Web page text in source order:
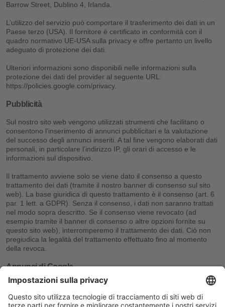
Barrow Street, Dublino 4, Irlanda.
L’utilizzo del servizio può comportare il trasferimento dei dati in un
Paese terzo (USA). Il fornitore è certificato in conformità con il
quadro normativo UE-USA sulla privacy e offre pertanto un livello
adeguato di protezione dei dati.
Ulteriori informazioni sono disponibili nelle informazioni sulla
protezione dei dati del provider al seguente URL:
https://policies.google.com/privacy.
Pubblicità
Sul nostro sito web vengono utilizzati strumenti che facilitano o
consentono l’inserimento di annunci pubblicitari e la valutazione
del successo degli annunci inseriti. A tal fine vengono elaborati dati
personali, in particolare l’indirizzo IP, gli orari di accesso e le
informazioni sul dispositivo.
Il trattamento avviene solo se viene dato il consenso a questo
trattamento dei dati (tramite il nostro banner di consenso sul sito
web). La base giuridica di questo trattamento è il consenso (art. 6
par. 1 lett. a GDPR). Senza il consenso, i dati non saranno trattati
nel modo sopra descritto. Se il consenso viene revocato (ad
esempio tramite il banner di consenso o altre opzioni fornite su
questo sito web), interromperemo il trattamento dei dati. Ciò non
pregiudica la legalità del trattamento effettuato fino al momento
della revoca.
Annunci di Google
Sul nostro sito web utilizziamo il servizio Google Ads. Il fornitore del
servizio è Google Ireland Limited, Gordon House, Barrow Street,
Dublino 4, Irlanda.